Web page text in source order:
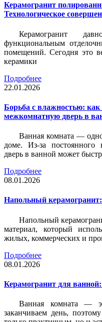
Керамогранит
Технологическое
Керамогранит
функциональным
помещений. Сегодня это
керамики
Подробнее
22.01.2026
Борьба с влажностью:
межкомнатную дверь в
Ванная комната —
доме. Из-за постоянного
дверь в ванной может
Подробнее
08.01.2026
Напольный
Напольный
материал, который
жилых, коммерческих и
Подробнее
08.01.2026
Керамогранит для
Ванная комната —
заканчиваем день,